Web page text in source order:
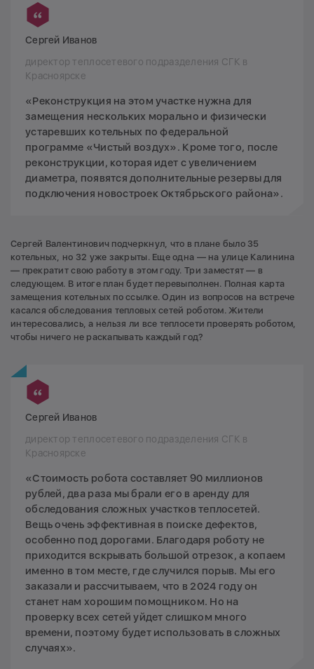
Сергей Иванов
директор теплосетевого подразделения СГК в
Красноярске
«Реконструкция на этом участке нужна для
замещения нескольких морально и физически
устаревших котельных по федеральной
программе «Чистый воздух». Кроме того, после
реконструкции, которая идет с увеличением
диаметра, появятся дополнительные резервы для
подключения новостроек Октябрьского района».
Сергей Валентинович подчеркнул, что в плане было 35
котельных, но 32 уже закрыты. Еще одна — на улице Калинина
— прекратит свою работу в этом году. Три заместят — в
следующем. В итоге план будет перевыполнен. Полная карта
замещения котельных по ссылке. Один из вопросов на встрече
касался обследования тепловых сетей роботом. Жители
интересовались, а нельзя ли все теплосети проверять роботом,
чтобы ничего не раскапывать каждый год?
Сергей Иванов
директор теплосетевого подразделения СГК в
Красноярске
«Стоимость робота составляет 90 миллионов
рублей, два раза мы брали его в аренду для
обследования сложных участков теплосетей.
Вещь очень эффективная в поиске дефектов,
особенно под дорогами. Благодаря роботу не
приходится вскрывать большой отрезок, а копаем
именно в том месте, где случился порыв. Мы его
заказали и рассчитываем, что в 2024 году он
станет нам хорошим помощником. Но на
проверку всех сетей уйдет слишком много
времени, поэтому будет использовать в сложных
случаях».